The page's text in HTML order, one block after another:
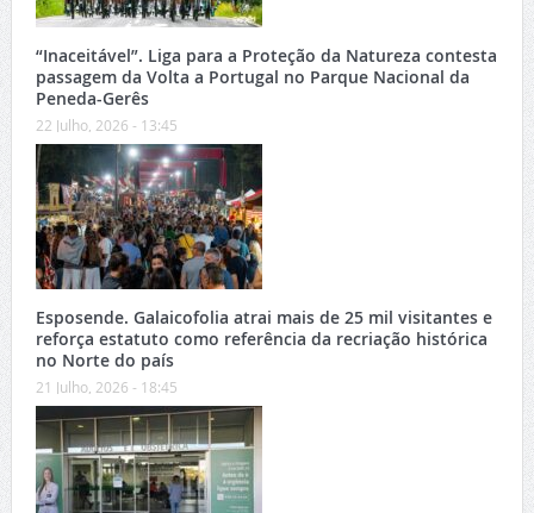
“Inaceitável”. Liga para a Proteção da Natureza contesta
passagem da Volta a Portugal no Parque Nacional da
Peneda-Gerês
22 Julho, 2026 - 13:45
Esposende. Galaicofolia atrai mais de 25 mil visitantes e
reforça estatuto como referência da recriação histórica
no Norte do país
21 Julho, 2026 - 18:45